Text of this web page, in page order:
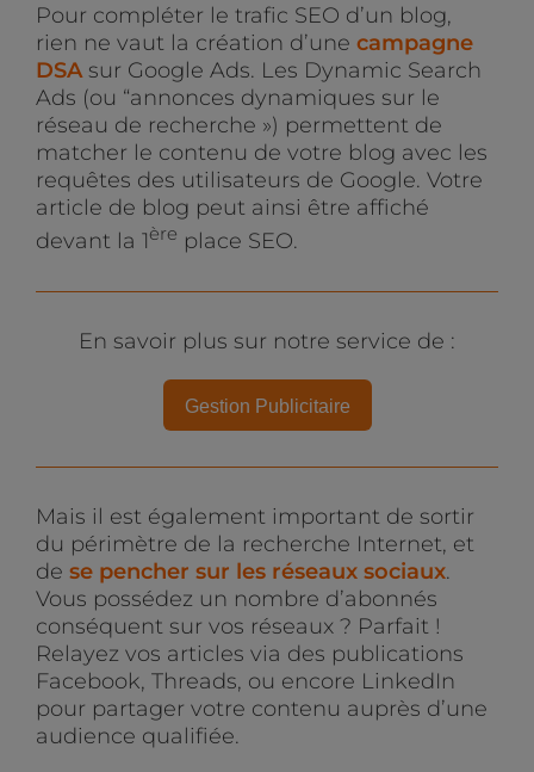
Pour compléter le trafic SEO d’un blog,
rien ne vaut la création d’une campagne
DSAsur Google Ads. Les Dynamic Search
Ads (ou “annonces dynamiques sur le
réseau de recherche ») permettent de
matcher le contenu de votre blog avec les
requêtes des utilisateurs de Google. Votre
article de blog peut ainsi être affiché
devant la 1ère place SEO.
En savoir plus sur notre service de :
Gestion Publicitaire
Mais il est également important de sortir
du périmètre de la recherche Internet, et
de se pencher sur les réseaux sociaux.
Vous possédez un nombre d’abonnés
conséquent sur vos réseaux ? Parfait !
Relayez vos articles via des publications
Facebook, Threads, ou encore LinkedIn
pour partager votre contenu auprès d’une
audience qualifiée.